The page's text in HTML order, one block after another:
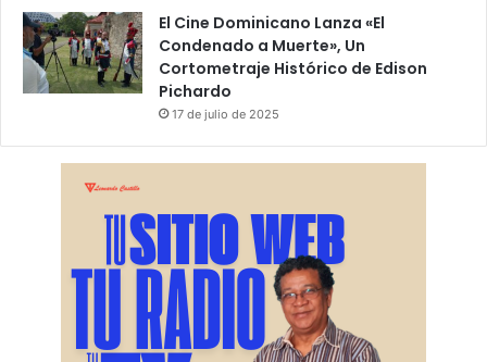
El Cine Dominicano Lanza «El
Condenado a Muerte», Un
Cortometraje Histórico de Edison
Pichardo
17 de julio de 2025